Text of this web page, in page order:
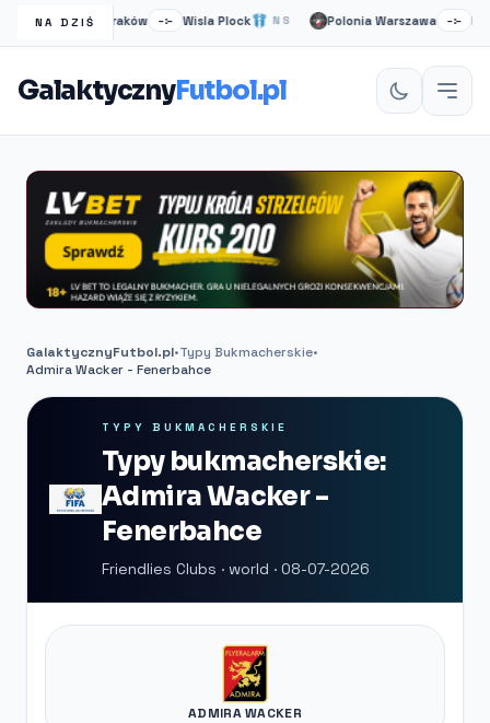
NA DZIŚ
Wisła Kraków –:– Wisla Plock NS Polonia Warszawa –:– Ruch
GalaktycznyFutbol.pl
GalaktycznyFutbol.pl•Typy Bukmacherskie•
Admira Wacker - Fenerbahce
TYPY BUKMACHERSKIE
Typy bukmacherskie:
Admira Wacker -
Fenerbahce
Friendlies Clubs · world · 08-07-2026
ADMIRA WACKER